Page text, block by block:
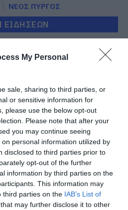
My Personal
sale, sharing to third parties, or
or sensitive information for
please use the below opt-out
Please note that after your
you may continue seeing
personal information utilized by
disclosed to third parties prior to
opt-out of the further
information by third parties on the
This information may
third parties on the IAB’s List of
that may further disclose it to other
ΝΕΟΣ ΠΥΡΓΟΣ
ΕΙΔΗΣΕΩΝ
η Φαράκλα
με
πέντε
ζημιές